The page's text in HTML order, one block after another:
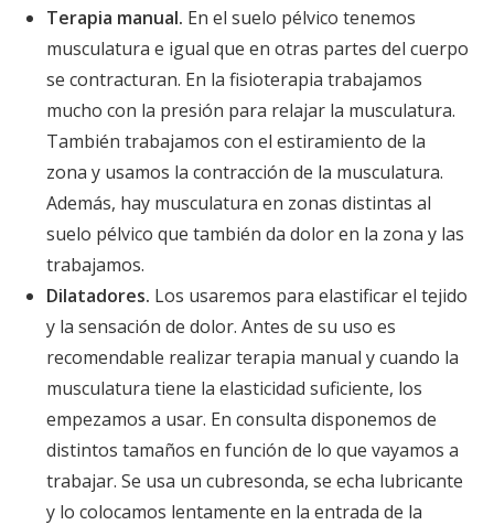
Terapia manual. En el suelo pélvico tenemos
musculatura e igual que en otras partes del cuerpo
se contracturan. En la fisioterapia trabajamos
mucho con la presión para relajar la musculatura.
También trabajamos con el estiramiento de la
zona y usamos la contracción de la musculatura.
Además, hay musculatura en zonas distintas al
suelo pélvico que también da dolor en la zona y las
trabajamos.
Dilatadores. Los usaremos para elastificar el tejido
y la sensación de dolor. Antes de su uso es
recomendable realizar terapia manual y cuando la
musculatura tiene la elasticidad suficiente, los
empezamos a usar. En consulta disponemos de
distintos tamaños en función de lo que vayamos a
trabajar. Se usa un cubresonda, se echa lubricante
y lo colocamos lentamente en la entrada de la